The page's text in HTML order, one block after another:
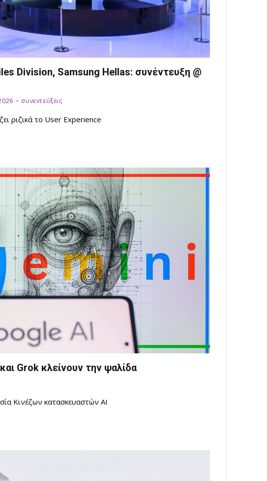
Division, Samsung Hellas: συνέντευξη @
συνεντεύξεις
ριζικά το User Experience
Grok κλείνουν την ψαλίδα
Κινέζων κατασκευαστών AI